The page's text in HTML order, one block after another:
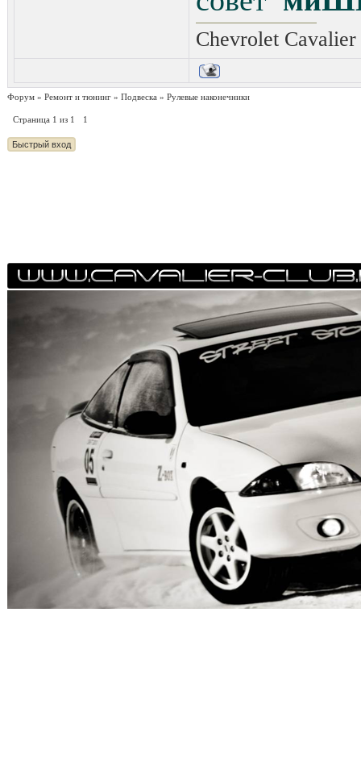
Chevrolet
Форум » Ремонт и тюнинг » Подвеска » Рулевые наконечники
Страница 1 из 1 1